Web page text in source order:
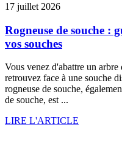
17 juillet 2026
Rogneuse de souche :
vos souches
Vous venez d'abattre un
retrouvez face à une souche
rogneuse de souche,
de souche, est ...
LIRE L'ARTICLE